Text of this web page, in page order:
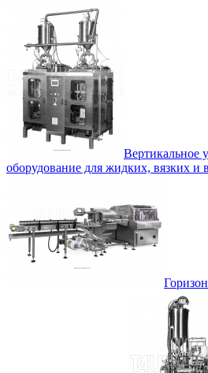
Вертикальное
оборудование для жидких, вязких и